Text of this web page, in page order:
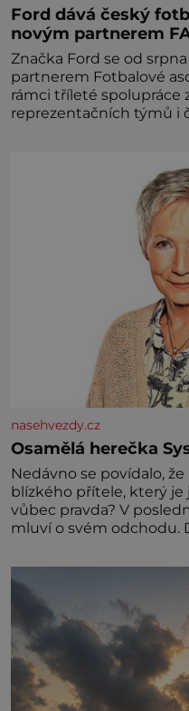
Ford dává český
novým partnerem
Značka Ford se od
partnerem Fotbalové
rámci tříleté spolupráce
reprezentačních týmů i
nasehvezdy.cz
Osamělá herečka